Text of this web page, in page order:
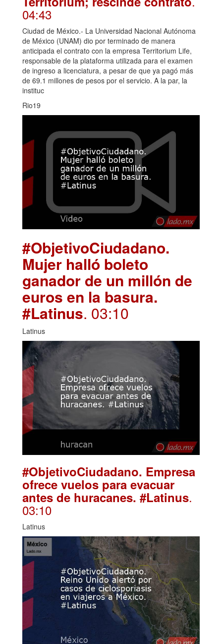
04:43
Ciudad de México.- La Universidad Nacional Autónoma
de México (UNAM) dio por terminado de manera
anticipada el contrato con la empresa Territorium Life,
responsable de la plataforma utilizada para el examen
de ingreso a licenciatura, a pesar de que ya pagó más
de 69.1 millones de pesos por el servicio. A la par, la
instituc
Rio19
#ObjetivoCiudadano.
Mujer halló boleto
ganador de un millón de
euros en la basura.
#Latinus. 03:10
Latinus
#ObjetivoCiudadano. Empresa
ofrece vuelos para evacuar
antes de huracanes. #Latinus.
03:10
Latinus